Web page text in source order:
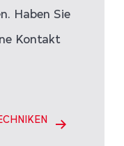
Haben Sie
Kontakt